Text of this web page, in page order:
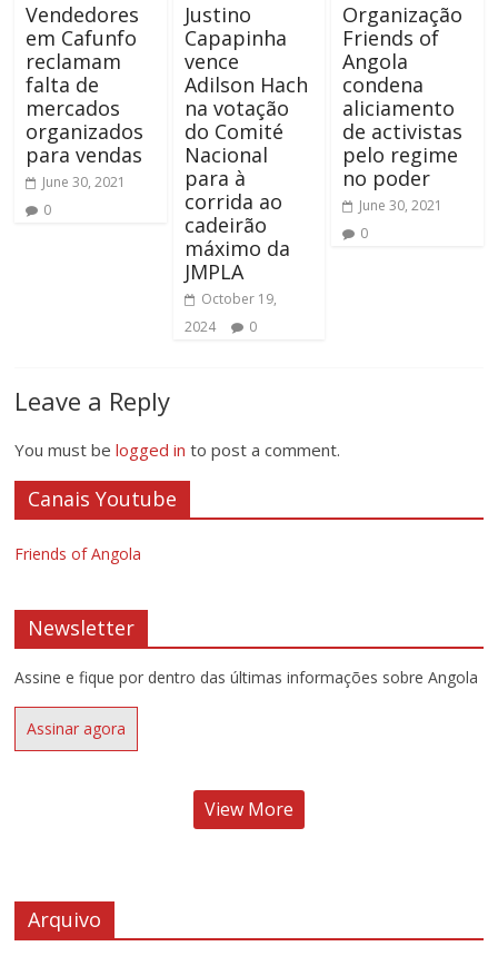
Vendedores
em Cafunfo
reclamam
falta de
mercados
organizados
para vendas
June 30, 2021
0
Justino
Capapinha
vence
Adilson Hach
na votação
do Comité
Nacional
para à
corrida ao
cadeirão
máximo da
JMPLA
October 19,
2024
0
Organização
Friends of
Angola
condena
aliciamento
de activistas
pelo regime
no poder
June 30, 2021
0
Leave a Reply
You must belogged in to post a comment.
Canais Youtube
Friends of Angola
Newsletter
Assine e fique por dentro das últimas informações sobre Angola
Assinar agora
View More
Arquivo